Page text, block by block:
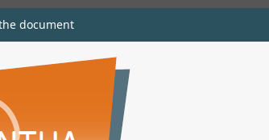
document
document